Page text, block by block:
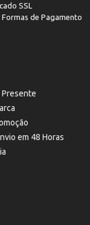
SSL
Formas de Pagamento
Presente
em 48 Horas